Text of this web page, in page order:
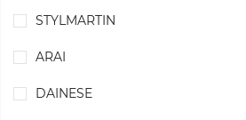
STYLMARTIN
ARAI
DAINESE